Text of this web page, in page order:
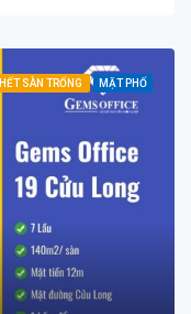
HẾT SÀN TRỐNG MẶT PHỐ